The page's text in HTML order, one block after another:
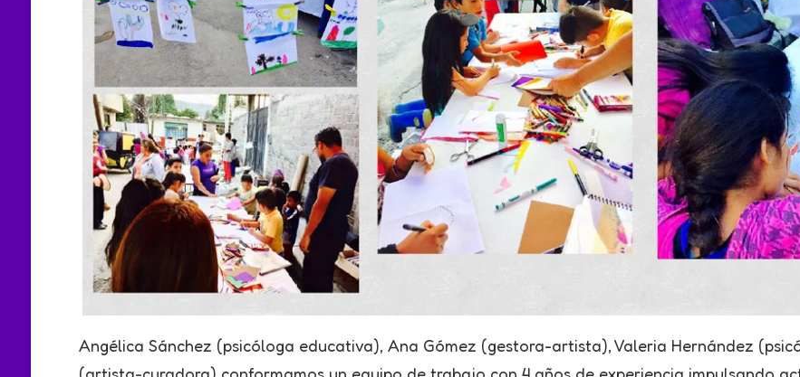
Angélica Sánchez (psicóloga educativa), Ana Gómez (gestora-artista), Valeria Hernández